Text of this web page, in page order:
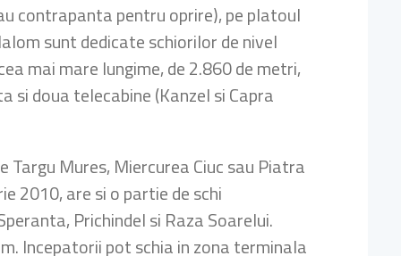
contrapanta pentru oprire), pe platoul
sunt dedicate schiorilor de nivel
mai mare lungime, de 2.860 de metri,
si doua telecabine (Kanzel si Capra
Mures, Miercurea Ciuc sau Piatra
2010, are si o partie de schi
Prichindel si Raza Soarelui.
Incepatorii pot schia in zona terminala